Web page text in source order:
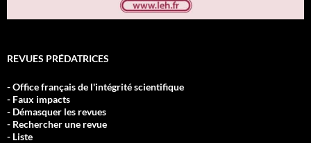
REVUES PRÉDATRICES
- Office français de l'intégrité scientifique
- Faux impacts
- Démasquer les revues
- Rechercher une revue
- Liste